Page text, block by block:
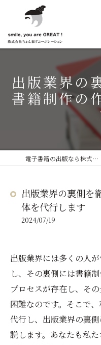
出版業界の
書籍制作の
電子書籍の出版なら株式会社ちょんまげコーポレーション
出版業界の裏側を
体を代行します
2024/07/19
出版業界には多くの人
し、その裏側には書籍
プロセスが存在し、そ
困難なのです。そこで
代行し、出版業界の裏
説します。あなたも私